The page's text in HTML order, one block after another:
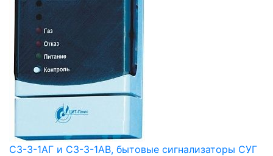
СЗ-3-1АГ и СЗ-3-1АВ, бытовые сигнализаторы СУГ